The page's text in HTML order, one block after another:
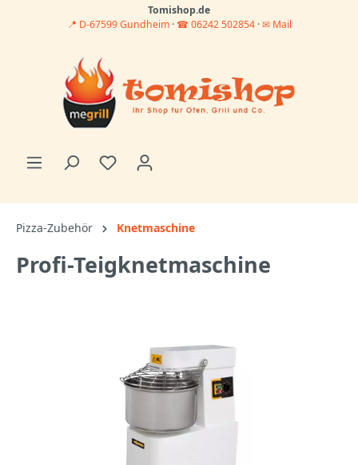
Tomishop.de
📍 D-67599 Gundheim · ☎ 06242 502854·✉ Mail
Pizza-Zubehör Knetmaschine
Profi-Teigknetmaschine